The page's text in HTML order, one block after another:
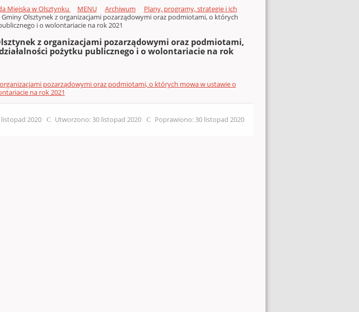
Miejska w Olsztynku MENU Archiwum
Plany, programy, strategie i ich
Gminy Olsztynek z organizacjami pozarządowymi oraz podmiotami, o których
i o wolontariacie na rok 2021
z organizacjami pozarządowymi oraz podmiotami,
pożytku publicznego i o wolontariacie na rok
pozarządowymi oraz podmiotami, o których mowa w ustawie o
na rok 2021
2020 Utworzono: 30 listopad 2020
Poprawiono: 30 listopad 2020